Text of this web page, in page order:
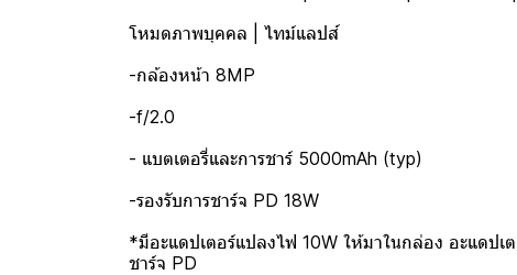
โหมดภาพบุคคล | ไทม์แลปส์
-กล้องหน้า 8MP
-f/2.0
- แบตเตอรี่และการชาร์ 5000mAh (typ)
-รองรับการชาร์จ PD 18W
*มีอะแดปเตอร์แปลงไฟ 10W ให้มาในกล่อง อะแดปเ
ชาร์จ PD